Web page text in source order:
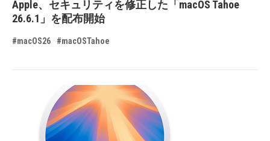
Apple、セキュリティを修正した「macOS Tahoe
26.6.1」を配布開始
#macOS26 #macOSTahoe